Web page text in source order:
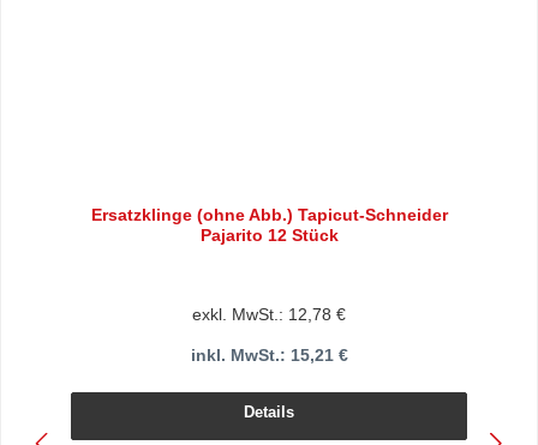
Ersatzklinge (ohne Abb.) Tapicut-Schneider
Pajarito 12 Stück
exkl. MwSt.: 12,78 €
inkl. MwSt.: 15,21 €
Details